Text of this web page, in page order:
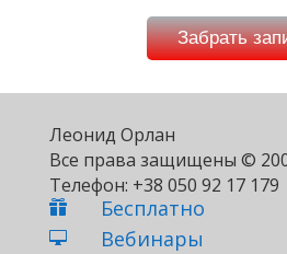
Забрать
Леонид Орлан
Все права защищены ©
Телефон: +38 050 92 17 179
 Бесплатно
 Вебинары